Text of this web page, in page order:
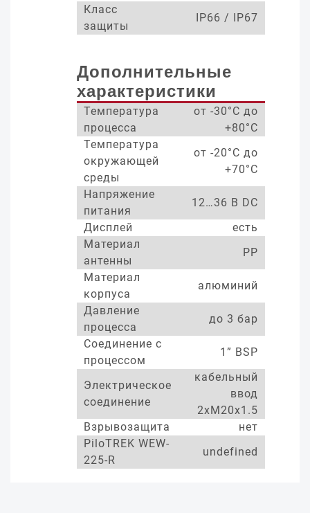
Класс
защиты
IP66 / IP67
Дополнительные
характеристики
Температура
процесса
от -30°С до
+80°С
Температура
окружающей
среды
от -20°С до
+70°С
Напряжение
питания
12…36 В DC
Дисплей
есть
Материал
антенны
PP
Материал
корпуса
алюминий
Давление
процесса
до 3 бар
Соединение с
процессом
1” BSP
Электрическое
соединение
кабельный
ввод
2xM20x1.5
Взрывозащита
нет
PiloTREK WEW-
225-R
undefined